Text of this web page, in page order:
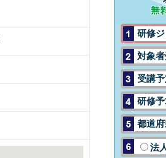
研修
対象
受講
研修予
都道府
法